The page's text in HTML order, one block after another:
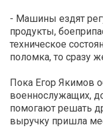
- Машины ездят
продукты,
техническое
поломка, то сразу
Пока Егор Якимов
военнослужащих,
помогают решать
выручку пришла